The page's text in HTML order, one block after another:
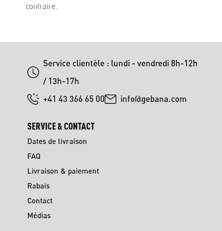
contraire.
Service clientèle : lundi - vendredi 8h-12h
/ 13h-17h
+41 43 366 65 00
info@gebana.com
SERVICE & CONTACT
Dates de livraison
FAQ
Livraison & paiement
Rabais
Contact
Médias